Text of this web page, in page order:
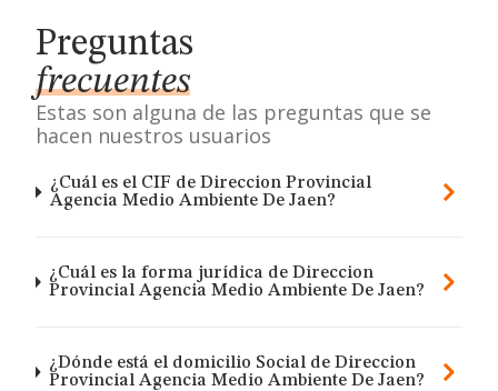
Preguntas
frecuentes
Estas son alguna de las preguntas que se
hacen nuestros usuarios
¿Cuál es el CIF de Direccion Provincial
Agencia Medio Ambiente De Jaen?
¿Cuál es la forma jurídica de Direccion
Provincial Agencia Medio Ambiente De Jaen?
¿Dónde está el domicilio Social de Direccion
Provincial Agencia Medio Ambiente De Jaen?